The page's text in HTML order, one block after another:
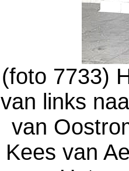
(foto 7733)
van links
van
Kees van